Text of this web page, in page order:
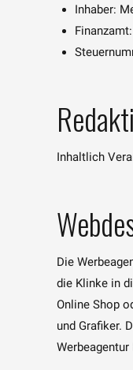
Inhaber:
Inhaltlich
Die
die Klinke in
Online Shop
und Grafiker.